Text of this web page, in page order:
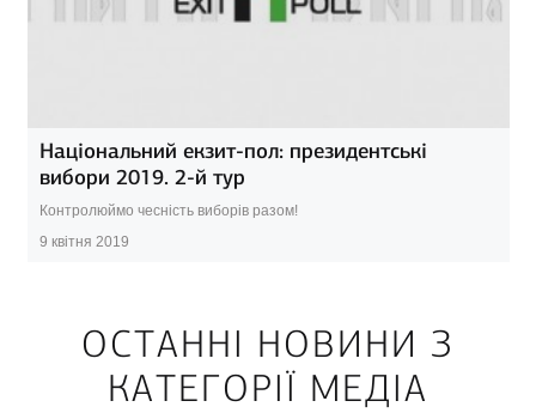
Національний екзит-пол: президентські
вибори 2019. 2-й тур
Контролюймо чесність виборів разом!
9 квітня 2019
ОСТАННІ НОВИНИ З
КАТЕГОРІЇ МЕДІА